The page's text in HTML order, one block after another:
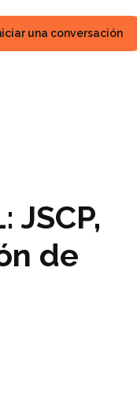
una conversación
JSCP,
de